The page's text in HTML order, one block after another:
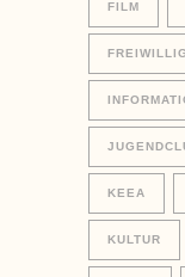
FILM
KEEA
KULTUR